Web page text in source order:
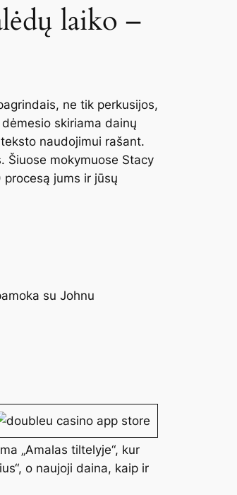
laiko –
ne tik perkusijos,
skiriama dainų
naudojimui rašant.
Šiuose mokymuose Stacy
jums ir jūsų
su Johnu
„Amalas tiltelyje“, kur
o naujoji daina, kaip ir